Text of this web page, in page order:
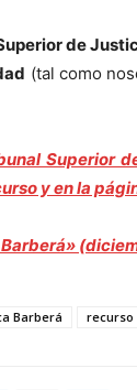
de
(tal como
Superior
y en la
Barberá recurso